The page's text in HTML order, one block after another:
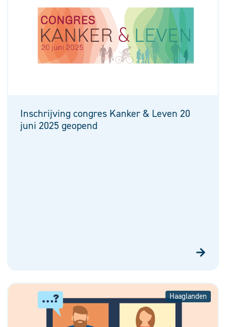
Inschrijving congres Kanker & Leven 20
juni 2025 geopend
Haaglanden